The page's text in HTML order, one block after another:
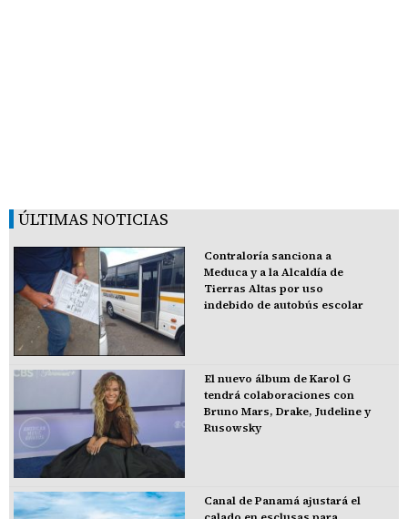
ÚLTIMAS NOTICIAS
Contraloría sanciona a
Meduca y a la Alcaldía de
Tierras Altas por uso
indebido de autobús escolar
El nuevo álbum de Karol G
tendrá colaboraciones con
Bruno Mars, Drake, Judeline y
Rusowsky
Canal de Panamá ajustará el